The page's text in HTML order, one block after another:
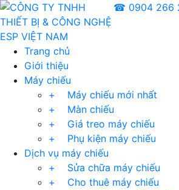
☎ 0904 266
Trang chủ
Giới thiệu
Máy chiếu
+ Máy chiếu mới nhất
+ Màn chiếu
+ Giá treo máy chiếu
+ Phụ kiện máy chiếu
Dịch vụ máy chiếu
+ Sửa chữa máy chiếu
+ Cho thuê máy chiếu